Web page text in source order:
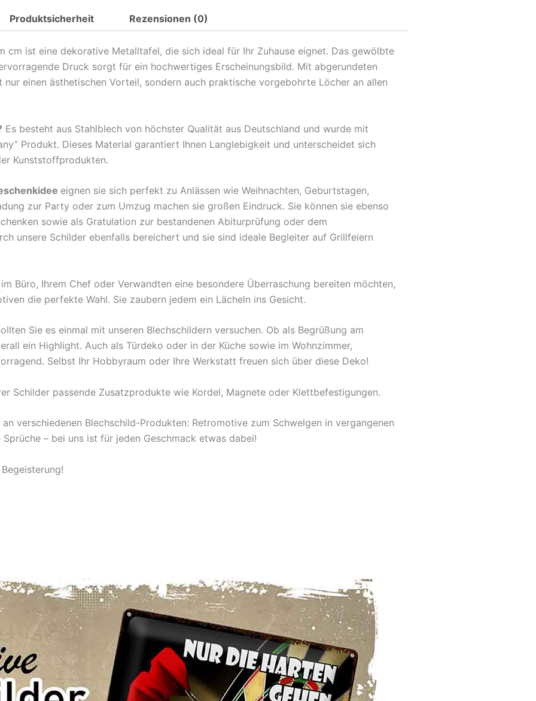
Produktsicherheit Rezensionen (0)
ist eine dekorative Metalltafel, die sich ideal für Ihr Zuhause eignet. Das gewölbte
Druck sorgt für ein hochwertiges Erscheinungsbild. Mit abgerundeten
einen ästhetischen Vorteil, sondern auch praktische vorgebohrte Löcher an allen
Es besteht aus Stahlblech von höchster Qualität aus Deutschland und wurde mit
Produkt. Dieses Material garantiert Ihnen Langlebigkeit und unterscheidet sich
Kunststoffprodukten.
eignen sie sich perfekt zu Anlässen wie Weihnachten, Geburtstagen,
zur Party oder zum Umzug machen sie großen Eindruck. Sie können sie ebenso
sowie als Gratulation zur bestandenen Abiturprüfung oder dem
unsere Schilder ebenfalls bereichert und sie sind ideale Begleiter auf Grillfeiern
Büro, Ihrem Chef oder Verwandten eine besondere Überraschung bereiten möchten,
die perfekte Wahl. Sie zaubern jedem ein Lächeln ins Gesicht.
Sie es einmal mit unseren Blechschildern versuchen. Ob als Begrüßung am
ein Highlight. Auch als Türdeko oder in der Küche sowie im Wohnzimmer,
Selbst Ihr Hobbyraum oder Ihre Werkstatt freuen sich über diese Deko!
Schilder passende Zusatzprodukte wie Kordel, Magnete oder Klettbefestigungen.
verschiedenen Blechschild-Produkten: Retromotive zum Schwelgen in vergangenen
– bei uns ist für jeden Geschmack etwas dabei!